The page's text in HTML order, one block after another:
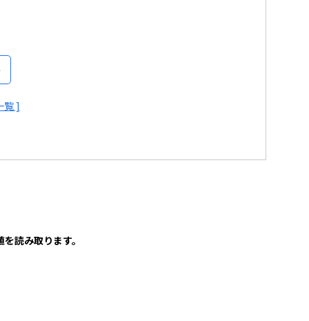
覧 ]
読み取ります。